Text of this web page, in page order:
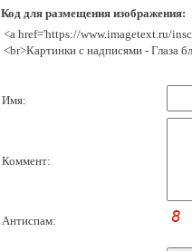
Код для размещения изображения:
<a href='https://www.imagetext.ru/
<br>Картинки с надписями - Глаза
Имя:
Коммент:
Антиспам: